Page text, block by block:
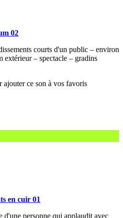
02
courts d'un public – environ
extérieur – spectacle – gradins
en cuir 01
personne qui applaudit avec